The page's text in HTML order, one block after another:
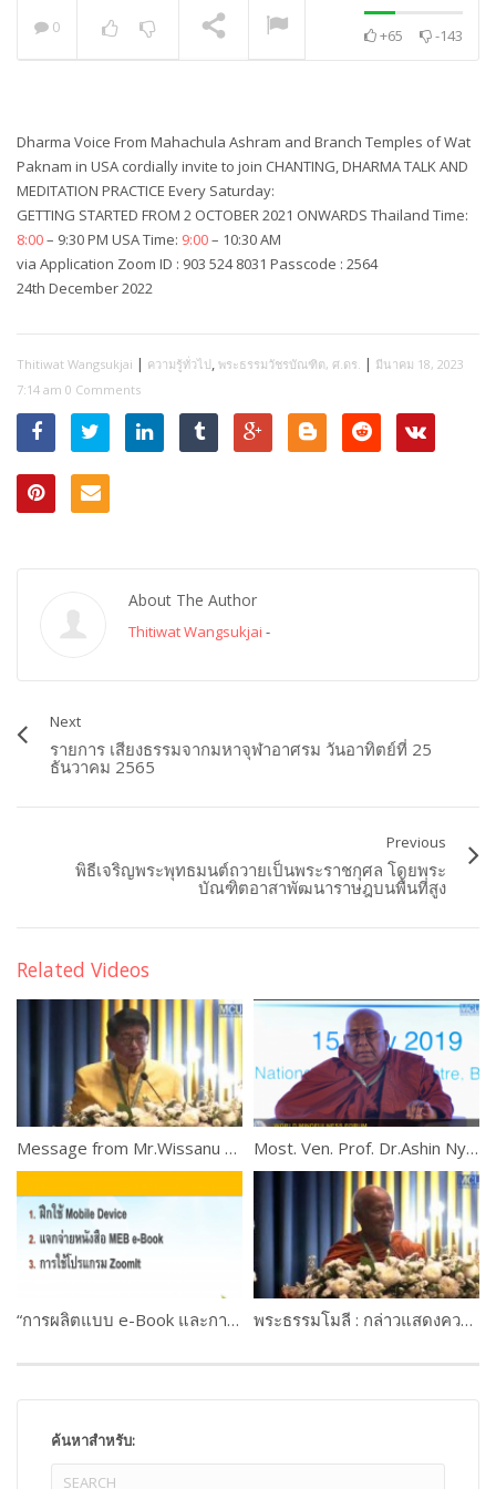
0 +65 -143
Dharma Voice From Mahachula Ashram and Branch Temples of Wat
Paknam in USA cordially invite to join CHANTING, DHARMA TALK AND
MEDITATION PRACTICE Every Saturday:
GETTING STARTED FROM 2 OCTOBER 2021 ONWARDS Thailand Time:
8:00– 9:30 PM USA Time: 9:00– 10:30 AM
via Application Zoom ID : 903 524 8031 Passcode : 2564
24th December 2022
Thitiwat Wangsukjai | ความรู้ทั่วไป, พระธรรมวัชรบัณฑิต, ศ.ดร. | มีนาคม 18, 2023
7:14 am 0 Comments
About The Author
Thitiwat Wangsukjai -
Next
รายการ เสียงธรรมจากมหาจุฬาอาศรม วันอาทิตย์ที่ 25
ธันวาคม 2565
Previous
พิธีเจริญพระพุทธมนต์ถวายเป็นพระราชกุศล โดยพระ
บัณฑิตอาสาพัฒนาราษฎบนพื้นที่สูง
Related Videos
Message from Mr.Wissanu Krea-ngam , Deputy Prime Minister of Thailand Most. Ven. Prof. Dr.Ashin Nyanissara
“การผลิตแบบ e-Book และการใช้งานระบบ M-Learning ” ดร.เกษม แสงนนท์ และคณะ WORKSHOP 1 PART #3 พระธรรมโมลี : กล่าวแสดงความยินดี
ค้นหาสำหรับ: